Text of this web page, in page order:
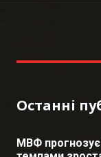
Останні
МВФ прогнозує